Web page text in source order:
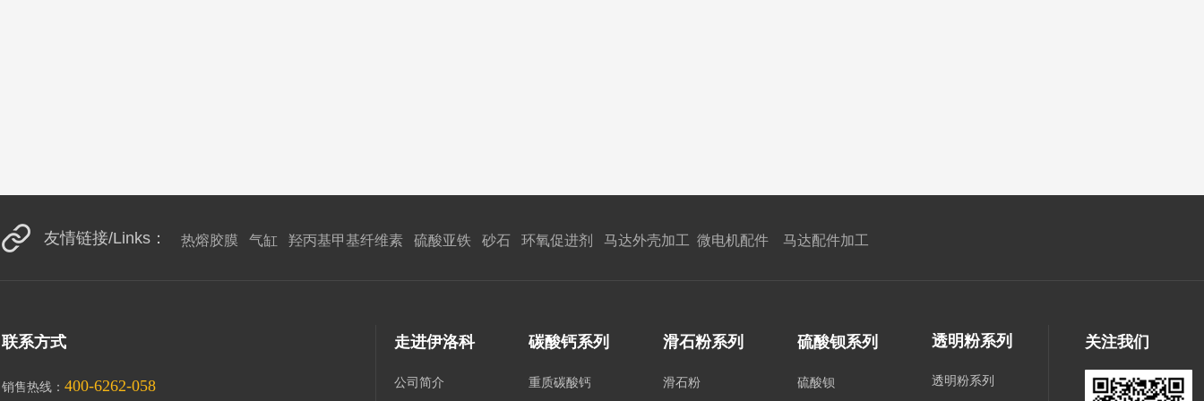
热熔胶膜 气缸 羟丙基甲基纤维素 硫酸亚铁 砂石 环氧促进剂 马达外壳加工 微电机配件 马达配件加工
友情链接/Links：
联系方式
销售热线： 400-6262-058
走进伊洛科
公司简介
碳酸钙系列
重质碳酸钙
滑石粉系列
滑石粉
硫酸钡系列
硫酸钡
透明粉系列
透明粉系列
关注我们